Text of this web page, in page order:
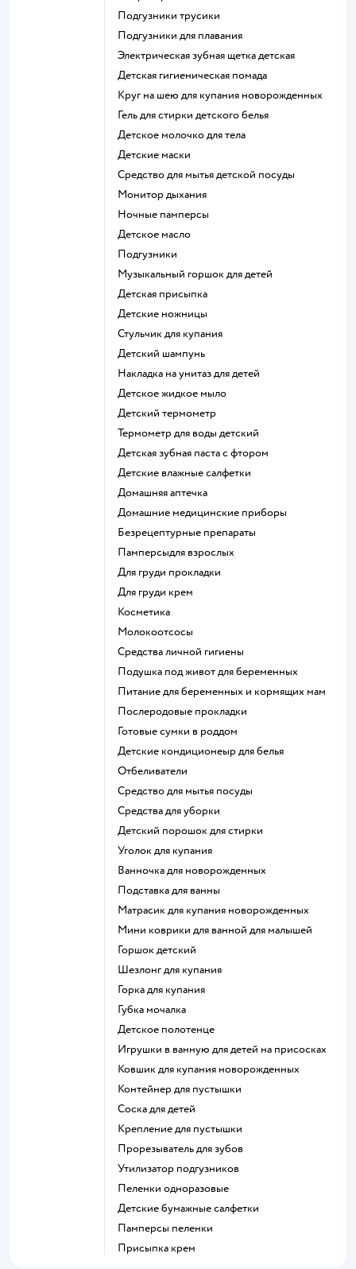
подгузники трусики
подгузники для плавания
электрическая зубная щетка детская
детская гигиеническая помада
круг на шею для купания новорожденных
гель для стирки детского белья
детское молочко для тела
детские маски
средство для мытья детской посуды
монитор дыхания
ночные памперсы
детское масло
подгузники
музыкальный горшок для детей
детская присыпка
детские ножницы
стульчик для купания
детский шампунь
накладка на унитаз для детей
детское жидкое мыло
детский термометр
термометр для воды детский
детская зубная паста с фтором
детские влажные салфетки
домашняя аптечка
домашние медицинские приборы
безрецептурные препараты
памперсыдля взрослых
для груди прокладки
для груди крем
косметика
Молокоотсосы
средства личной гигиены
подушка под живот для беременных
питание для беременных и кормящих мам
послеродовые прокладки
готовые сумки в роддом
детские кондиционеыр для белья
отбеливатели
средство для мытья посуды
средства для уборки
детский порошок для стирки
уголок для купания
ванночка для новорожденных
подставка для ванны
матрасик для купания новорожденных
мини коврики для ванной для малышей
горшок детский
шезлонг для купания
горка для купания
губка мочалка
детское полотенце
игрушки в ванную для детей на присосках
ковшик для купания новорожденных
контейнер для пустышки
соска для детей
крепление для пустышки
прорезыватель для зубов
утилизатор подгузников
пеленки одноразовые
детские бумажные салфетки
памперсы пеленки
присыпка крем